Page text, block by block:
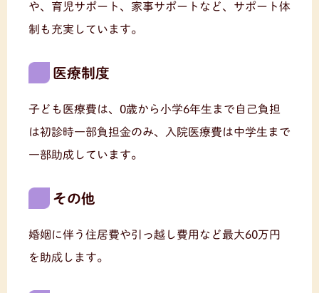
や、育児サポート、家事サポートなど、サポート体
制も充実しています。
医療制度
子ども医療費は、0歳から小学6年生まで自己負担
は初診時一部負担金のみ、入院医療費は中学生まで
一部助成しています。
その他
婚姻に伴う住居費や引っ越し費用など最大60万円
を助成します。